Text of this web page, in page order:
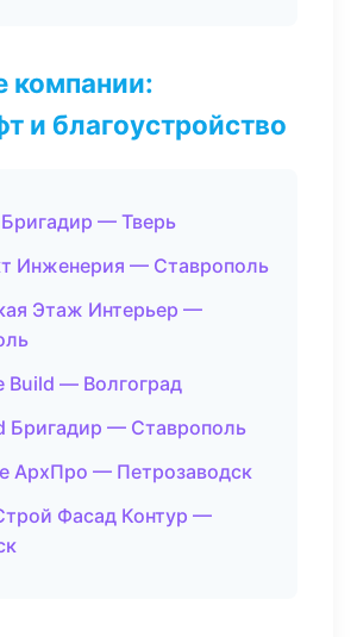
компании:
и благоустройство
— Тверь
Инженерия — Ставрополь
Этаж Интерьер —
Build — Волгоград
Бригадир — Ставрополь
АрхПро — Петрозаводск
Фасад Контур —